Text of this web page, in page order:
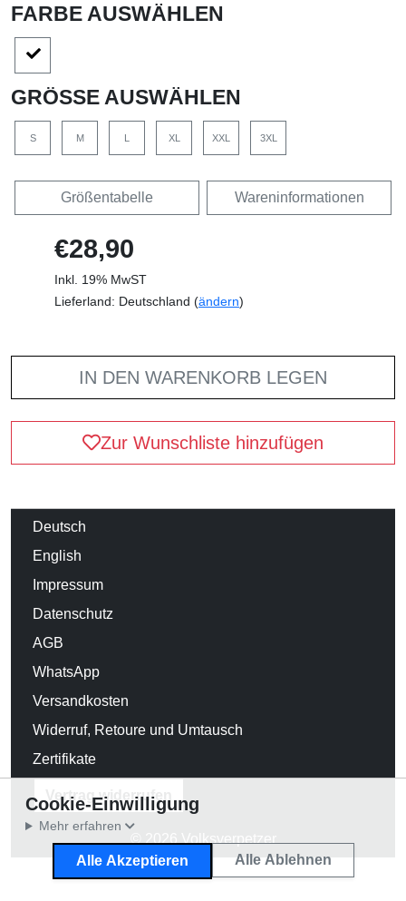
FARBE AUSWÄHLEN
GRÖSSE AUSWÄHLEN
S M XL XXL 3XL
Größentabelle Wareninformationen
€28,90
Inkl. 19% MwST
Lieferland: Deutschland (ändern)
IN DEN WARENKORB LEGEN
Zur Wunschliste hinzufügen
Deutsch
English
Impressum
Datenschutz
AGB
WhatsApp
Versandkosten
Widerruf, Retoure und Umtausch
Zertifikate
Vertrag widerrufen
© 2026 Volksverpetzer
Cookie-Einwilligung
Mehr erfahren
Alle Akzeptieren Alle Ablehnen